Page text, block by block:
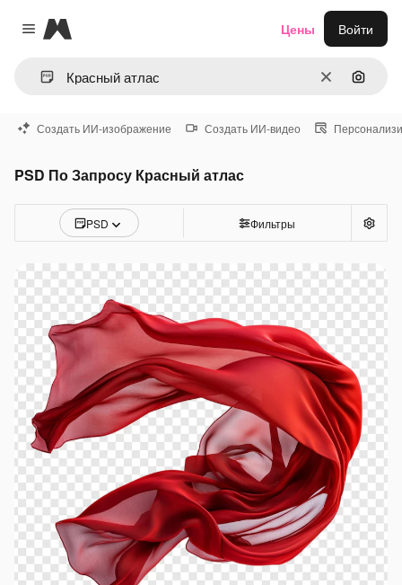
Close menu
Magnific
ОчиститьПоиск
Цены Войти
Создать ИИ-изображение Создать ИИ-видео
PSD По Запросу Красный атлас
PSD Фильтры